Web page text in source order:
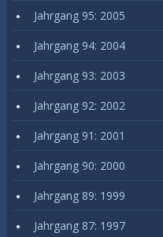
Jahrgang 95: 2005
Jahrgang 94: 2004
Jahrgang 93: 2003
Jahrgang 92: 2002
Jahrgang 91: 2001
Jahrgang 90: 2000
Jahrgang 89: 1999
Jahrgang 87: 1997